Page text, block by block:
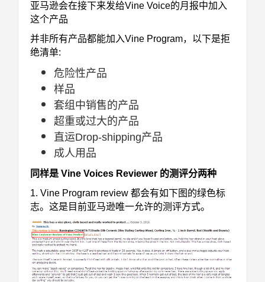
亚马逊会在接下来发给Vine Voice的月报中加入
这个产品
并非所有产品都能加入Vine Program，以下是拒
绝清单:
危险性产品
样品
套组中销售的产品
超重或过大的产品
直运Drop-shipping产品
成人用品
同样是 Vine Voices Reviewer 的测评分两种
1. Vine Program review 都会有如下图的绿色标
志。这是目前亚马逊唯一允许的测评方式。